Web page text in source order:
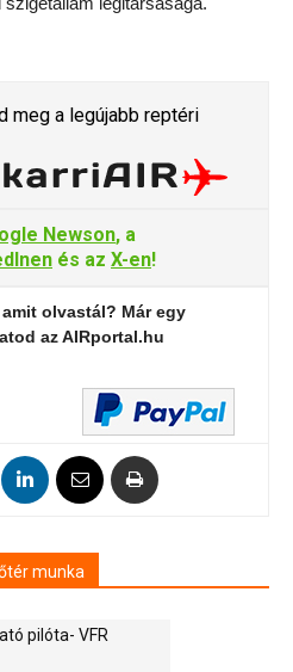
meg a legújabb reptéri
Newson, a
és az X-en!
olvastál? Már egy
az AIRportal.hu
munka
pilóta- VFR